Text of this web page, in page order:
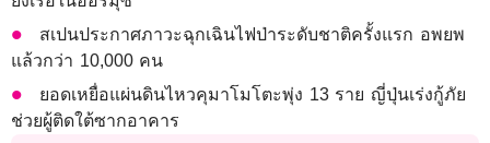
สเปนประกาศภาวะฉุกเฉินไฟป่าระดับชาติครั้งแรก อพยพ
แล้วกว่า 10,000 คน
ยอดเหยื่อแผ่นดินไหวคุมาโมโตะพุ่ง 13 ราย ญี่ปุ่นเร่งกู้ภัย
ช่วยผู้ติดใต้ซากอาคาร